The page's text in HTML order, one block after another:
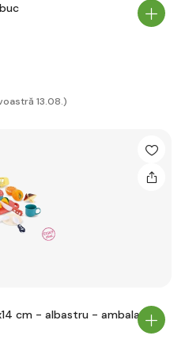
13.08.)
cm - albastru - ambalaj